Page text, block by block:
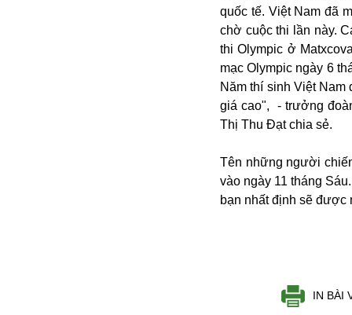
quốc tế. Việt Nam đã
chờ cuộc thi lần này.
thi Olympic ở
mạc Olympic ngày 6
Năm thí sinh Việt
giá cao", - trưởng
Thị Thu Đạt chia sẻ.
Tên những người
vào ngày 11 tháng
bạn nhất định sẽ được
IN BÀI